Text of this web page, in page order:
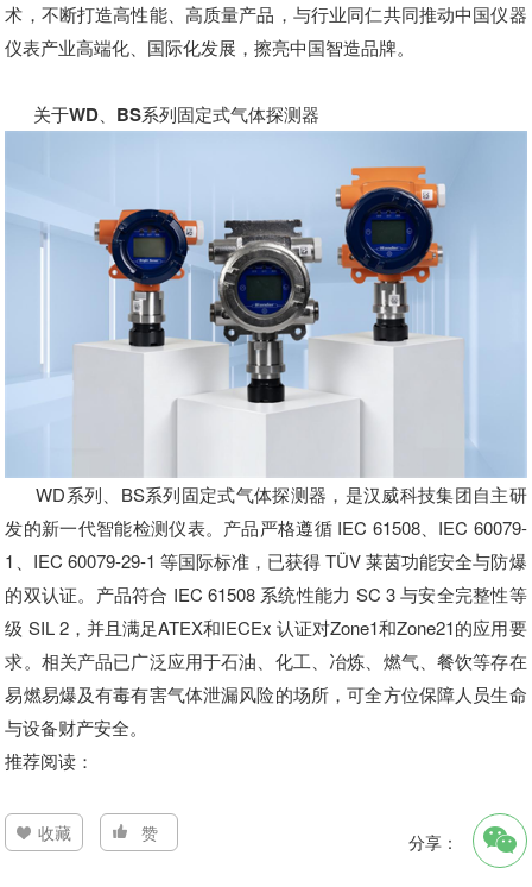
术，不断打造高性能、高质量产品，与行业同仁共同推动中国仪器
仪表产业高端化、国际化发展，擦亮中国智造品牌。
关于WD、BS系列固定式气体探测器
WD系列、BS系列固定式气体探测器，是汉威科技集团自主研
发的新一代智能检测仪表。产品严格遵循 IEC 61508、IEC 60079-
1、IEC 60079-29-1 等国际标准，已获得 TÜV 莱茵功能安全与防爆
的双认证。产品符合 IEC 61508 系统性能力 SC 3 与安全完整性等
级 SIL 2，并且满足ATEX和IECEx 认证对Zone1和Zone21的应用要
求。相关产品已广泛应用于石油、化工、冶炼、燃气、餐饮等存在
易燃易爆及有毒有害气体泄漏风险的场所，可全方位保障人员生命
与设备财产安全。
推荐阅读：
收藏 赞 分享：